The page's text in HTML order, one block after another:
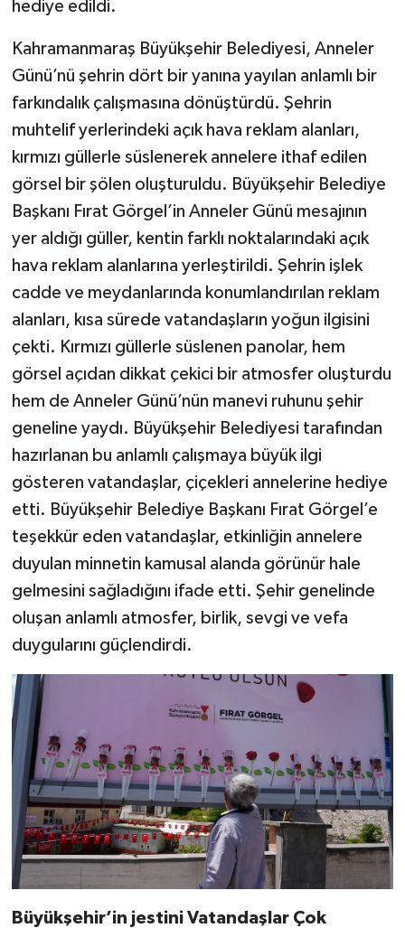
hediye edildi.
Kahramanmaraş Büyükşehir Belediyesi, Anneler
Günü’nü şehrin dört bir yanına yayılan anlamlı bir
farkındalık çalışmasına dönüştürdü. Şehrin
muhtelif yerlerindeki açık hava reklam alanları,
kırmızı güllerle süslenerek annelere ithaf edilen
görsel bir şölen oluşturuldu. Büyükşehir Belediye
Başkanı Fırat Görgel’in Anneler Günü mesajının
yer aldığı güller, kentin farklı noktalarındaki açık
hava reklam alanlarına yerleştirildi. Şehrin işlek
cadde ve meydanlarında konumlandırılan reklam
alanları, kısa sürede vatandaşların yoğun ilgisini
çekti. Kırmızı güllerle süslenen panolar, hem
görsel açıdan dikkat çekici bir atmosfer oluşturdu
hem de Anneler Günü’nün manevi ruhunu şehir
geneline yaydı. Büyükşehir Belediyesi tarafından
hazırlanan bu anlamlı çalışmaya büyük ilgi
gösteren vatandaşlar, çiçekleri annelerine hediye
etti. Büyükşehir Belediye Başkanı Fırat Görgel’e
teşekkür eden vatandaşlar, etkinliğin annelere
duyulan minnetin kamusal alanda görünür hale
gelmesini sağladığını ifade etti. Şehir genelinde
oluşan anlamlı atmosfer, birlik, sevgi ve vefa
duygularını güçlendirdi.
Büyükşehir’in jestini Vatandaşlar Çok